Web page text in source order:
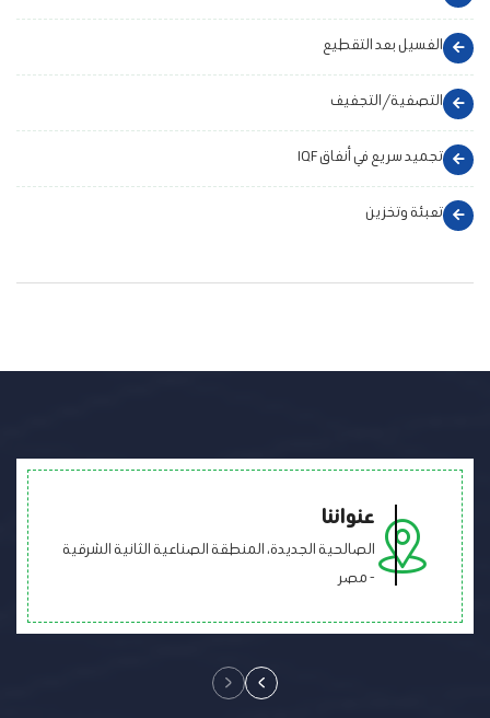
الغسيل بعد التقطيع
التصفية/التجفيف
تجميد سريع في أنفاق IQF
تعبئة وتخزين
عنواننا
الصالحية الجديدة، المنطقة الصناعية الثانية الشرقية
- مصر